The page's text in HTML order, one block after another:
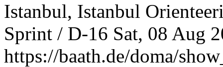
Istanbul, Istanbul
Sprint / D-16 Sat, 08 Aug
https://baath.de/doma/